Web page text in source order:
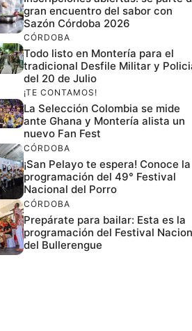
gran encuentro del sabor con
Sazón Córdoba 2026
CÓRDOBA
Todo listo en Montería para el
tradicional Desfile Militar y
del 20 de Julio
¡TE CONTAMOS!
La Selección Colombia se mide
ante Ghana y Montería alista un
nuevo Fan Fest
CÓRDOBA
¡San Pelayo te espera! Conoce la
programación del 49° Festival
Nacional del Porro
CÓRDOBA
Prepárate para bailar: Esta es la
programación del Festival
del Bullerengue